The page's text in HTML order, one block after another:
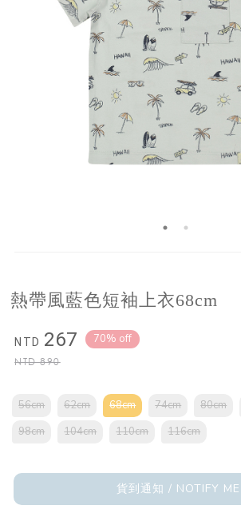
熱帶風藍色短袖上衣68cm
NTD 267
NTD890
70% off
56cm 62cm 68cm 74cm 80cm
98cm
104cm 110cm 116cm
貨到通知 / NOTIFY ME